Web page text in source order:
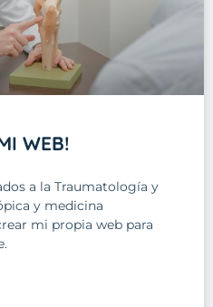
WEB!
a la Traumatología y
y medicina
mi propia web para